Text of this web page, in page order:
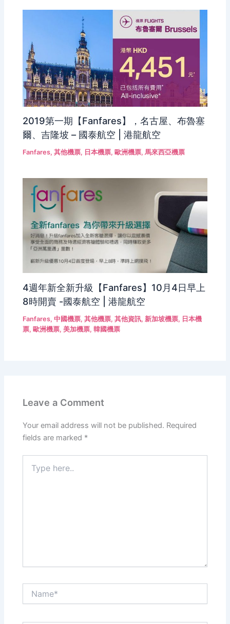
2019第一期【Fanfares】，名古屋、布魯塞
爾、吉隆坡 – 國泰航空 | 港龍航空
Fanfares,其他機票, 日本機票, 歐洲機票,馬來西亞機票
4週年新全新升級【Fanfares】10月4日早上
8時開賣 -國泰航空 | 港龍航空
Fanfares,中國機票,其他機票,其他資訊,新加坡機票, 日本機
票, 歐洲機票,美加機票,韓國機票
Leave a Comment
Your email address will not be published. Required
fields are marked *
here..